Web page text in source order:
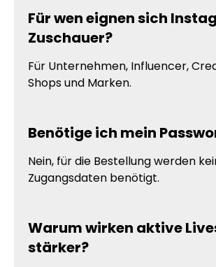
Für wen eignen sich
Zuschauer?
Für Unternehmen, Influencer,
Shops und Marken.
Benötige ich mein
Nein, für die Bestellung werden
Zugangsdaten benötigt.
Warum wirken aktive
stärker?